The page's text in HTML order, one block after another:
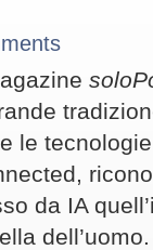
le
da IA
dell’uomo.